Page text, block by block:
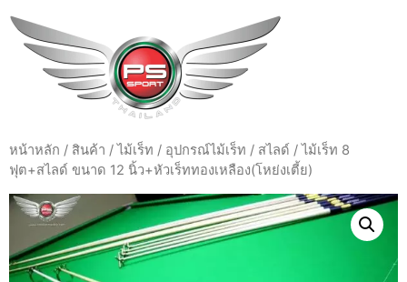
หน้าหลัก / สินค้า /ไม้เร็ท / อุปกรณ์ไม้เร็ท / สไลด์ / ไม้เร็ท 8
ฟุต+สไลด์ ขนาด 12 นิ้ว+หัวเร็ททองเหลือง(โหย่งเตี้ย)